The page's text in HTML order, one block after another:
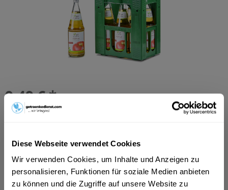
Diese Webseite verwendet Cookies
Wir verwenden Cookies, um Inhalte und Anzeigen zu
personalisieren, Funktionen für soziale Medien anbieten
zu können und die Zugriffe auf unsere Website zu
9,49 € *
Inhalt:6 Liter (1,58 € * / 1 Liter)
MEHRWEG
+2,40 € Pfand
In den Warenkorb